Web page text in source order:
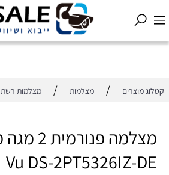
קטלוג מוצרים / מצלמות / מצלמות רשת HIKVISION IP
Vu DS-2PT5326IZ-DE